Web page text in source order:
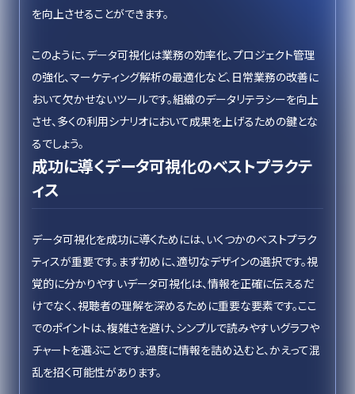
を向上させることができます。
このように、データ可視化は業務の効率化、プロジェクト管理
の強化、マーケティング解析の最適化など、日常業務の改善に
おいて欠かせないツールです。組織のデータリテラシーを向上
させ、多くの利用シナリオにおいて成果を上げるための鍵とな
るでしょう。
成功に導くデータ可視化のベストプラクテ
ィス
データ可視化を成功に導くためには、いくつかのベストプラク
ティスが重要です。まず初めに、適切なデザインの選択です。視
覚的に分かりやすいデータ可視化は、情報を正確に伝えるだ
けでなく、視聴者の理解を深めるために重要な要素です。ここ
でのポイントは、複雑さを避け、シンプルで読みやすいグラフや
チャートを選ぶことです。過度に情報を詰め込むと、かえって混
乱を招く可能性があります。